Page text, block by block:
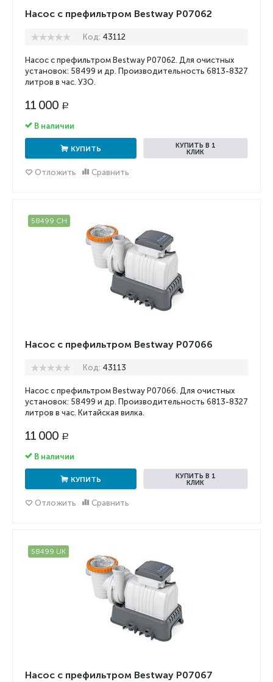
Насос с префильтром Bestway P07062
Код: 43112
Насос с префильтром Bestway P07062. Для очистных
установок: 58499 и др. Производительность 6813-8327
литров в час. УЗО.
11 000 Р
В наличии
КУПИТЬ
КУПИТЬ В 1
КЛИК
Отложить Сравнить
58499 CH
Насос с префильтром Bestway P07066
Код: 43113
Насос с префильтром Bestway P07066. Для очистных
установок: 58499 и др. Производительность 6813-8327
литров в час. Китайская вилка.
11 000 Р
В наличии
КУПИТЬ
КУПИТЬ В 1
КЛИК
Отложить Сравнить
58499 UK
Насос с префильтром Bestway P07067